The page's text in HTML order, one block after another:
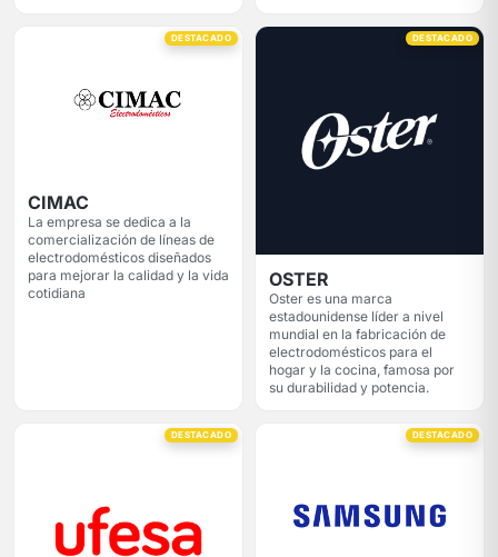
DESTACADO
CIMAC
La empresa se dedica a la
comercialización de líneas de
electrodomésticos diseñados
para mejorar la calidad y la vida
cotidiana
DESTACADO
OSTER
Oster es una marca
estadounidense líder a nivel
mundial en la fabricación de
electrodomésticos para el
hogar y la cocina, famosa por
su durabilidad y potencia.
DESTACADO DESTACADO